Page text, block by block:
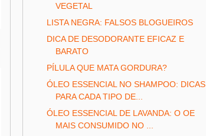
VEGETAL
LISTA NEGRA: FALSOS BLOGUEIROS
DICA DE DESODORANTE EFICAZ E
BARATO
PÍLULA QUE MATA GORDURA?
ÓLEO ESSENCIAL NO SHAMPOO: DICAS
PARA CADA TIPO DE...
ÓLEO ESSENCIAL DE LAVANDA: O OE
MAIS CONSUMIDO NO ...